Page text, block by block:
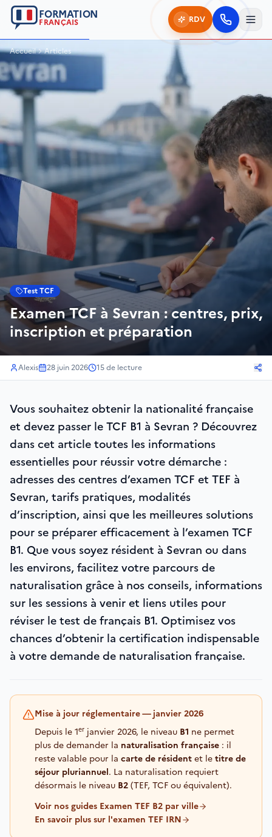
FORMATION
FRANÇAIS RDV
Accueil Articles
Test TCF
Examen TCF à Sevran : centres, prix,
inscription et préparation
Alexis 28 juin 2026 15de lecture
Vous souhaitez obtenir la nationalité française
et devez passer le TCF B1 à Sevran ? Découvrez
dans cet article toutes les informations
essentielles pour réussir votre démarche :
adresses des centres d’examen TCF et TEF à
Sevran, tarifs pratiques, modalités
d’inscription, ainsi que les meilleures solutions
pour se préparer efficacement à l’examen TCF
B1. Que vous soyez résident à Sevran ou dans
les environs, facilitez votre parcours de
naturalisation grâce à nos conseils, informations
sur les sessions à venir et liens utiles pour
réviser le test de français B1. Optimisez vos
chances d’obtenir la certification indispensable
à votre demande de naturalisation française.
Mise à jour réglementaire — janvier 2026
Depuis le 1er janvier 2026, le niveau B1 ne permet
plus de demander la naturalisation française : il
reste valable pour la carte de résidentet letitre de
séjour pluriannuel. La naturalisation requiert
désormais le niveau B2(TEF, TCF ou équivalent).
Voir nos guides Examen TEF B2 par ville
En savoir plus sur l'examen TEF IRN